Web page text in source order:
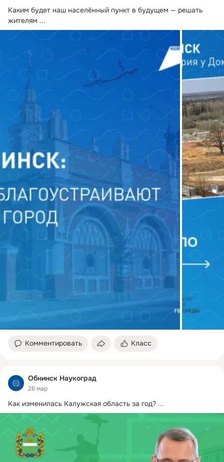
Каким будет наш населённый пункт в будущем — решать
жителям ...
Комментировать Класс
Обнинск Наукоград
26 мар
Как изменилась Калужская область за год? ...